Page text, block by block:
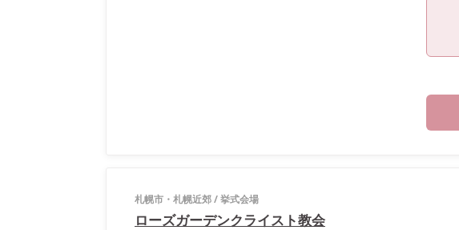
札幌市・札幌近郊/挙式会場
ローズガーデンクライスト教会